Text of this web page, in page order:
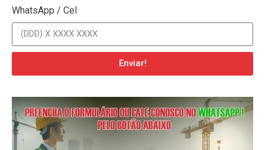
WhatsApp / Cel
Enviar!